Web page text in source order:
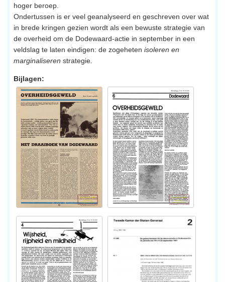
hoger beroep.
Ondertussen is er veel geanalyseerd en geschreven over wat
in brede kringen gezien wordt als een bewuste strategie van
de overheid om de Dodewaard-actie in september in een
veldslag te laten eindigen: de zogeheten isoleren en
marginaliseren strategie.
Bijlagen: